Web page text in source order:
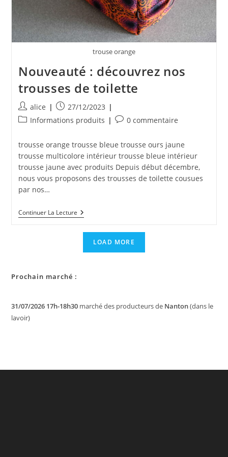
trouse orange
Nouveauté : découvrez nos
trousses de toilette
Auteur/autrice
de
alice
Publication
publiée :
27/12/2023
PostInformations produits
Commentaires
la
publication :
0 commentaire
trousse orange trousse bleue trousse ours jaune
trousse multicolore intérieur trousse bleue intérieur
trousse jaune avec produits Depuis début décembre,
nous vous proposons des trousses de toilette cousues
par nos…
Continuer La LectureNouveauté
:
Trousses
De
LOAD MORE
Prochain marché :
31/07/2026 17h-18h30 marché des producteurs de Nanton(dans le
lavoir)